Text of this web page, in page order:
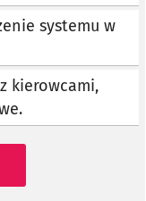
systemu w
kierowcami,